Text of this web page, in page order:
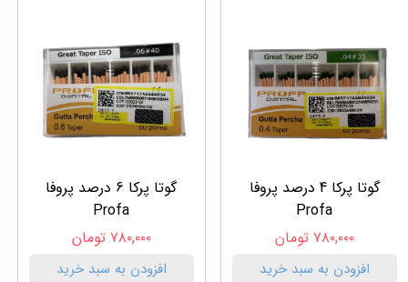
گوتا پرکا 4 درصد پروفا
Profa
۷۸۰,۰۰۰ تومان
افزودن به سبد خرید
گوتا پرکا 6 درصد پروفا
Profa
۷۸۰,۰۰۰ تومان
افزودن به سبد خرید